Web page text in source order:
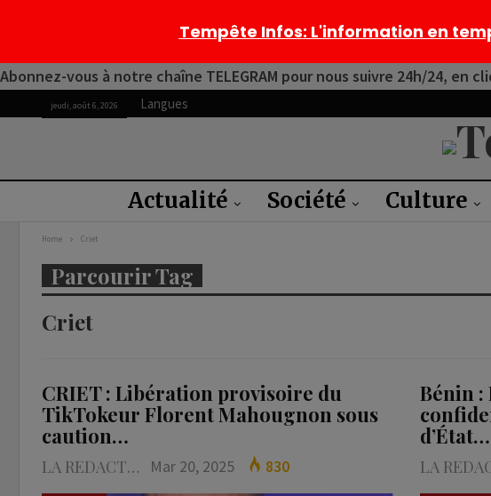
Abonnez-vous à notre chaîne TELEGRAM pour nous suivre 24h/24, en
jeudi, août 6, 2026 Langues
Actualité Société Culture
Home Criet
Parcourir Tag
Criet
CRIET : Libération provisoire du
TikTokeur Florent Mahougnon sous
caution…
LA REDACTION Mar 20, 2025
830
Bénin :
d’État…
Tempête Infos: L'information en